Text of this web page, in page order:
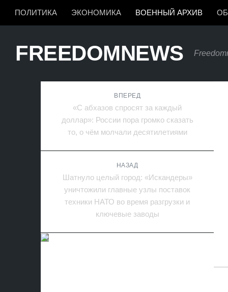
ПОЛИТИКА ЭКОНОМИКА ВОЕННЫЙ АРХИВ
FREEDOMNEWS
ВПЕРЕД
«С абхазов спросят за каждый
доллар»: России пора громко сказать
то, о чём молчали десятилетиями
НАЗАД
Шатнуло целый город: «Искандеры»
уничтожили главные узлы поставок
техники НАТО во время разгрузки и
ключевые заводы